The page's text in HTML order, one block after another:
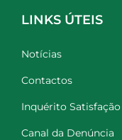
LINKS ÚTEIS
Notícias
Contactos
Inquérito Satisfação
Canal da Denúncia